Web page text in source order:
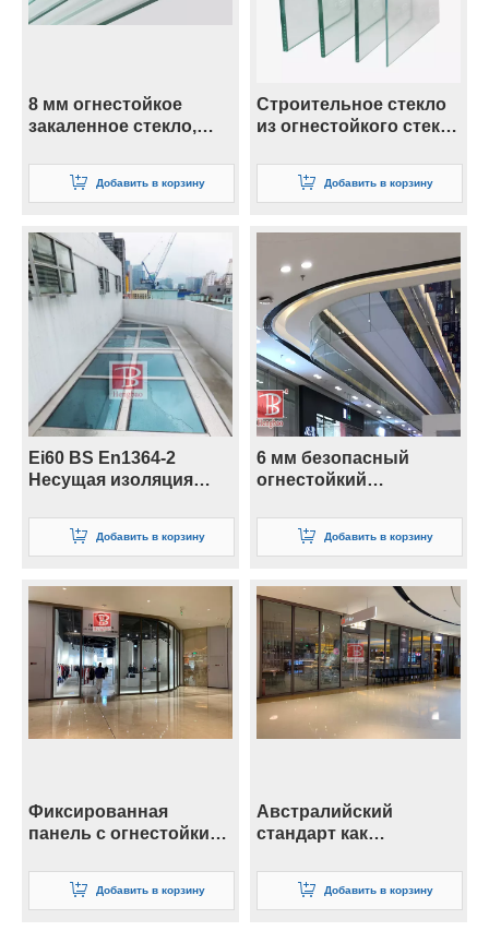
8 мм огнестойкое
закаленное стекло,
противопожарных
окон и дверей
Добавить в корзину
Строительное стекло
из огнестойкого стекла
Добавить в корзину
Ei60 BS En1364-2
Несущая изоляция
системы
Добавить в корзину
6 мм безопасный
огнестойкий
барьер
Добавить в корзину
Фиксированная
панель с огнестойким
Добавить в корзину
Австралийский
стандарт как
перегородка для
остекленияДобавить в корзину